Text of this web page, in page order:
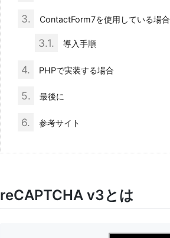
3. ContactForm7を使用している場合
3.1. 導入手順
4. PHPで実装する場合
5. 最後に
6. 参考サイト
reCAPTCHA v3とは